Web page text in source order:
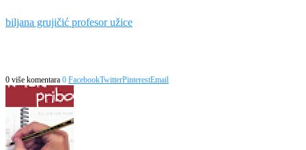
biljana grujičić profesor užice
0 više komentara 0 FacebookTwitterPinterestEmail